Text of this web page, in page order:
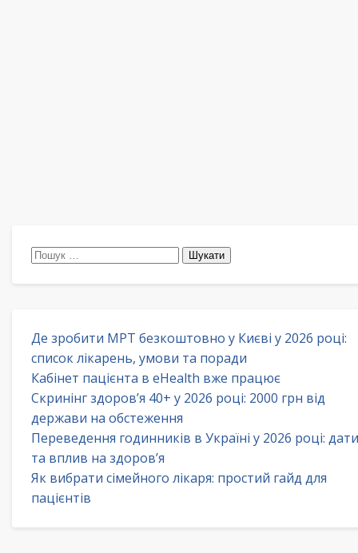
Пошук:
Де зробити МРТ безкоштовно у Києві у 2026 році:
список лікарень, умови та поради
Кабінет пацієнта в eHealth вже працює
Скринінг здоров’я 40+ у 2026 році: 2000 грн від
держави на обстеження
Переведення годинників в Україні у 2026 році: дати
та вплив на здоров’я
Як вибрати сімейного лікаря: простий гайд для
пацієнтів